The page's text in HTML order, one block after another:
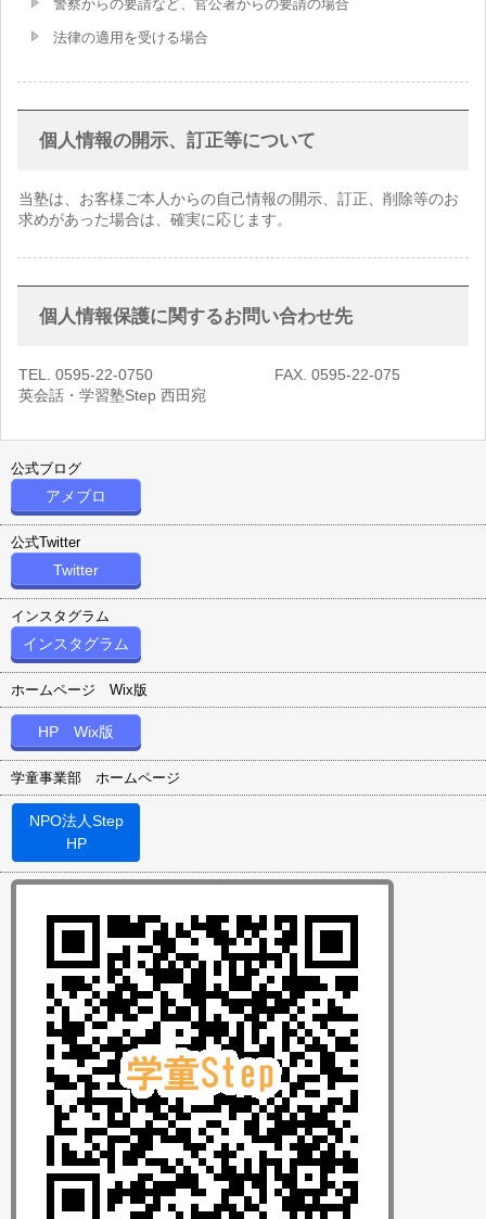
警察からの要請など、官公署からの要請の場合
法律の適用を受ける場合
個人情報の開示、訂正等について
当塾は、お客様ご本人からの自己情報の開示、訂正、削除等のお
求めがあった場合は、確実に応じます。
個人情報保護に関するお問い合わせ先
TEL. 0595-22-0750 FAX. 0595-22-075
英会話・学習塾Step 西田宛
公式ブログ
アメブロ
公式Twitter
Twitter
インスタグラム
インスタグラム
ホームページ Wix版
HP Wix版
学童事業部 ホームページ
NPO法人Step
HP